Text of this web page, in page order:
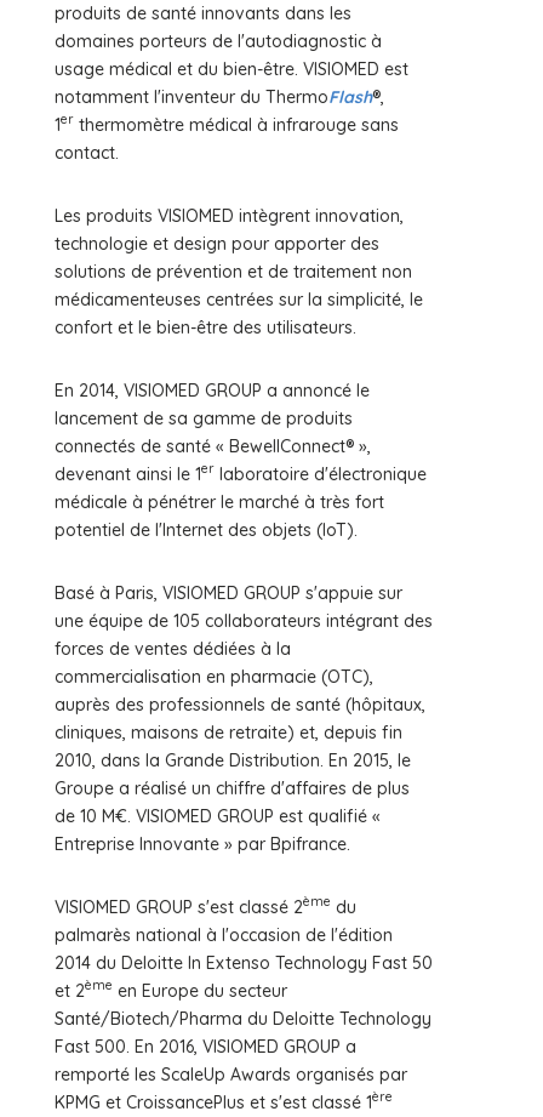
produits de santé innovants dans les
domaines porteurs de l'autodiagnostic à
usage médical et du bien-être. VISIOMED est
notamment l'inventeur du ThermoFlash®,
1erthermomètre médical à infrarouge sans
contact.
Les produits VISIOMED intègrent innovation,
technologie et design pour apporter des
solutions de prévention et de traitement non
médicamenteuses centrées sur la simplicité, le
confort et le bien-être des utilisateurs.
En 2014, VISIOMED GROUP a annoncé le
lancement de sa gamme de produits
connectés de santé « BewellConnect® »,
devenant ainsi le 1erlaboratoire d'électronique
médicale à pénétrer le marché à très fort
potentiel de l'Internet des objets (IoT).
Basé à Paris, VISIOMED GROUP s'appuie sur
une équipe de 105 collaborateurs intégrant des
forces de ventes dédiées à la
commercialisation en pharmacie (OTC),
auprès des professionnels de santé (hôpitaux,
cliniques, maisons de retraite) et, depuis fin
2010, dans la Grande Distribution. En 2015, le
Groupe a réalisé un chiffre d'affaires de plus
de 10 M€. VISIOMED GROUP est qualifié «
Entreprise Innovante » par Bpifrance.
VISIOMED GROUP s'est classé 2ème du
palmarès national à l'occasion de l'édition
2014 du Deloitte In Extenso Technology Fast 50
et 2ème en Europe du secteur
Santé/Biotech/Pharma du Deloitte Technology
Fast 500. En 2016, VISIOMED GROUP a
remporté les ScaleUp Awards organisés par
KPMG et CroissancePlus et s'est classé 1ère